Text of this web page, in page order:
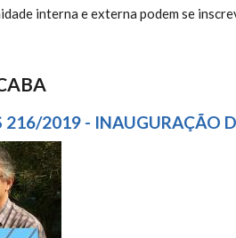
interna e externa podem se
216/2019 - INAUGURAÇÃO
216/2019 -